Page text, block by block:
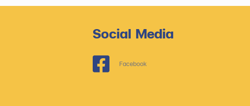
Social Media
Facebook